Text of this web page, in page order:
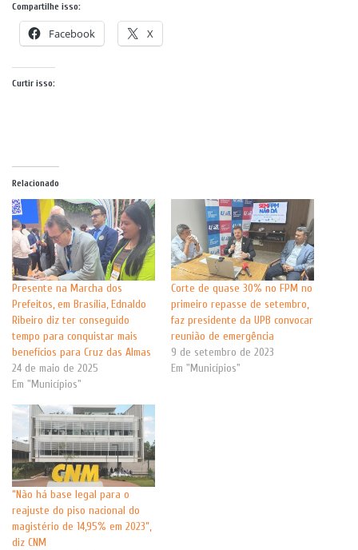
Compartilhe isso:
Facebook X
Curtir isso:
Relacionado
Presente na Marcha dos
Prefeitos, em Brasília, Ednaldo
Ribeiro diz ter conseguido
tempo para conquistar mais
benefícios para Cruz das Almas
24 de maio de 2025
Em "Municípios"
Corte de quase 30% no FPM no
primeiro repasse de setembro,
faz presidente da UPB convocar
reunião de emergência
9 de setembro de 2023
Em "Municípios"
“Não há base legal para o
reajuste do piso nacional do
magistério de 14,95% em 2023”,
diz CNM